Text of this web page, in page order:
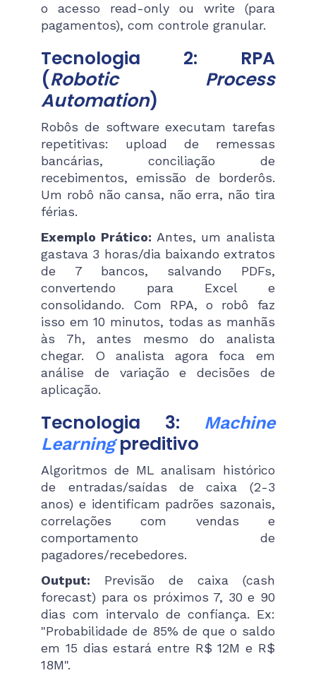
o acesso read-only ou write (para
pagamentos), com controle granular.
Tecnologia 2: RPA
(Robotic Process
Automation)
Robôs de software executam tarefas
repetitivas: upload de remessas
bancárias, conciliação de
recebimentos, emissão de borderôs.
Um robô não cansa, não erra, não tira
férias.
Exemplo Prático: Antes, um analista
gastava 3 horas/dia baixando extratos
de 7 bancos, salvando PDFs,
convertendo para Excel e
consolidando. Com RPA, o robô faz
isso em 10 minutos, todas as manhãs
às 7h, antes mesmo do analista
chegar. O analista agora foca em
análise de variação e decisões de
aplicação.
Tecnologia 3:
Machine
Learning preditivo
Algoritmos de ML analisam histórico
de entradas/saídas de caixa (2-3
anos) e identificam padrões sazonais,
correlações com vendas e
comportamento de
pagadores/recebedores.
Output: Previsão de caixa (cash
forecast) para os próximos 7, 30 e 90
dias com intervalo de confiança. Ex:
"Probabilidade de 85% de que o saldo
em 15 dias estará entre R$ 12M e R$
18M".